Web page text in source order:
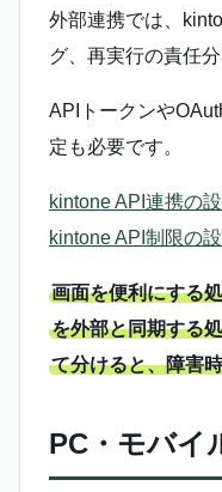
外部連携では、
グ、再実行の責任分
APIトークンや
定も必要です。
kintone API連携の
kintone API制限の
画面を便利にする
を外部と同期する
て分けると、障害
PC・モバイ